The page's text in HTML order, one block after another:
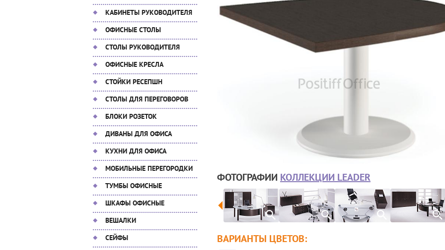
КАБИНЕТЫ РУКОВОДИТЕЛЯ
ОФИСНЫЕ СТОЛЫ
СТОЛЫ РУКОВОДИТЕЛЯ
ОФИСНЫЕ КРЕСЛА
СТОЙКИ РЕСЕПШН
СТОЛЫ ДЛЯ ПЕРЕГОВОРОВ
БЛОКИ РОЗЕТОК
ДИВАНЫ ДЛЯ ОФИСА
КУХНИ ДЛЯ ОФИСА
МОБИЛЬНЫЕ ПЕРЕГОРОДКИ
ТУМБЫ ОФИСНЫЕ
ШКАФЫ ОФИСНЫЕ
ВЕШАЛКИ
СЕЙФЫ
ФОТОГРАФИИ КОЛЛЕКЦИИ LEADER
ВАРИАНТЫ ЦВЕТОВ: